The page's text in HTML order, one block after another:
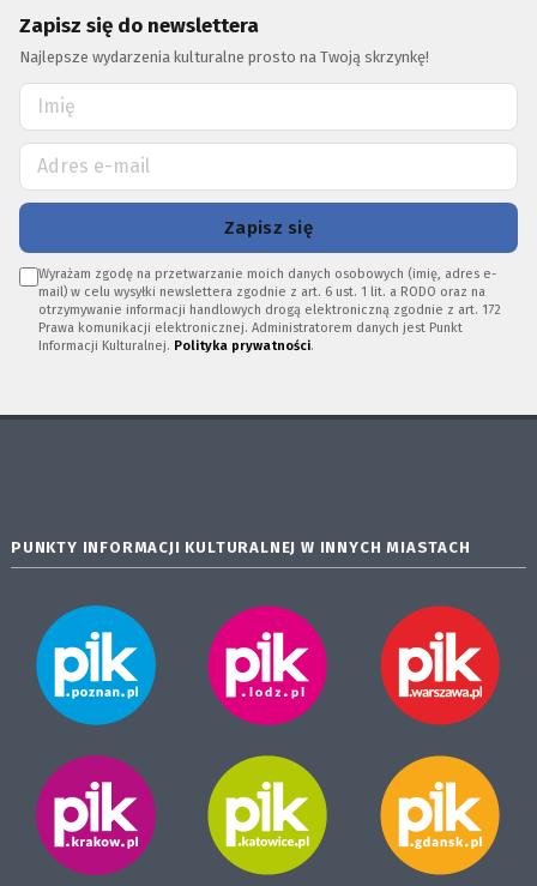
Zapisz się do newslettera
Najlepsze wydarzenia kulturalne prosto na Twoją skrzynkę!
Zapisz się
Wyrażam zgodę na przetwarzanie moich danych osobowych (imię, adres e-
mail) w celu wysyłki newslettera zgodnie z art. 6 ust. 1 lit. a RODO oraz na
otrzymywanie informacji handlowych drogą elektroniczną zgodnie z art. 172
Prawa komunikacji elektronicznej. Administratorem danych jest Punkt
Informacji Kulturalnej. Polityka prywatności.
PUNKTY INFORMACJI KULTURALNEJ W INNYCH MIASTACH